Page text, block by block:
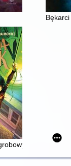
dźwięk